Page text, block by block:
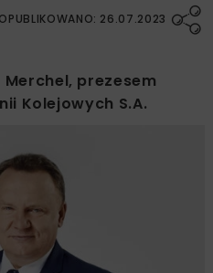
OPUBLIKOWANO: 26.07.2023
prezesem
Kolejowych S.A.